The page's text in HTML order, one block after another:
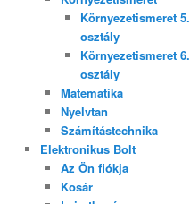
Környezetismeret 5.
osztály
Környezetismeret 6.
osztály
Matematika
Nyelvtan
Számítástechnika
Elektronikus Bolt
Az Ön fiókja
Kosár